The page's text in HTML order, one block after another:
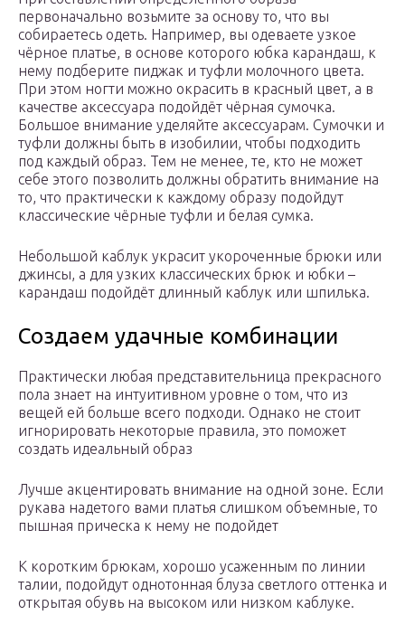
первоначально возьмите за основу то, что вы
собираетесь одеть. Например, вы одеваете узкое
чёрное платье, в основе которого юбка карандаш, к
нему подберите пиджак и туфли молочного цвета.
При этом ногти можно окрасить в красный цвет, а в
качестве аксессуара подойдёт чёрная сумочка.
Большое внимание уделяйте аксессуарам. Сумочки и
туфли должны быть в изобилии, чтобы подходить
под каждый образ. Тем не менее, те, кто не может
себе этого позволить должны обратить внимание на
то, что практически к каждому образу подойдут
классические чёрные туфли и белая сумка.
Небольшой каблук украсит укороченные брюки или
джинсы, а для узких классических брюк и юбки –
карандаш подойдёт длинный каблук или шпилька.
Создаем удачные комбинации
Практически любая представительница прекрасного
пола знает на интуитивном уровне о том, что из
вещей ей больше всего подходи. Однако не стоит
игнорировать некоторые правила, это поможет
создать идеальный образ
Лучше акцентировать внимание на одной зоне. Если
рукава надетого вами платья слишком объемные, то
пышная прическа к нему не подойдет
К коротким брюкам, хорошо усаженным по линии
талии, подойдут однотонная блуза светлого оттенка и
открытая обувь на высоком или низком каблуке.